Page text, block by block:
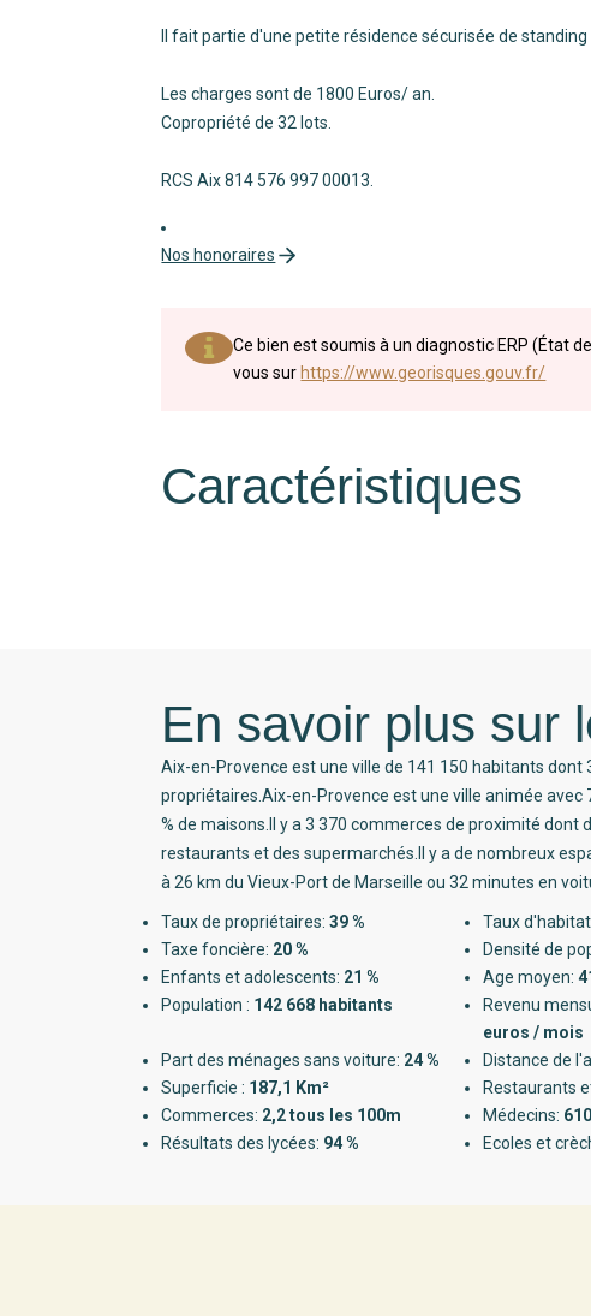
Il fait partie d'une petite résidence sécurisée de standing
Les charges sont de 1800 Euros/ an.
Copropriété de 32 lots.
RCS Aix 814 576 997 00013.
Nos honoraires
Ce bien est soumis à un diagnostic ERP (État
vous surhttps://www.georisques.gouv.fr/
Caractéristiques
En savoir plus sur
Aix-en-Provence est une ville de 141 150 habitants dont
propriétaires.Aix-en-Provence est une ville animée avec
% de maisons.Il y a 3 370 commerces de proximité dont
restaurants et des supermarchés.Il y a de nombreux
à 26 km du Vieux-Port de Marseille ou 32 minutes en
Taux de propriétaires:39 % Taux
Taxe foncière: 20 % Densité de
Enfants et adolescents: 21 % Age moyen:
Population : 142 668 habitants Revenu
euros / mois
Part des ménages sans voiture: 24 % Distance de
Superficie : 187,1 Km² Restaurants
Commerces: 2,2 tous les 100m Médecins:
Résultats des lycées: 94 % Ecoles et